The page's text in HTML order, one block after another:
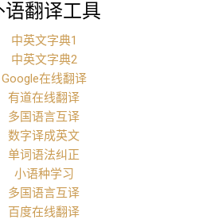
语翻译工具
中英文字典1
中英文字典2
Google在线翻译
有道在线翻译
多国语言互译
数字译成英文
单词语法纠正
小语种学习
多国语言互译
百度在线翻译